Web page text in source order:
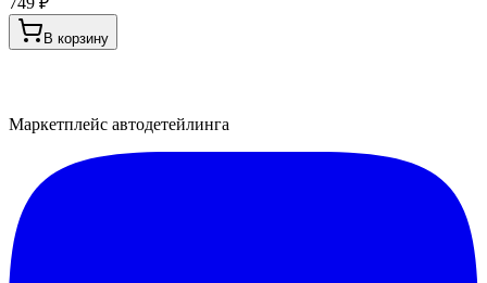
В корзину
Маркетплейс автодетейлинга